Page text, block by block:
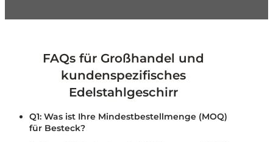
FAQs für Großhandel und
kundenspezifisches
Edelstahlgeschirr
Q1: Was ist Ihre Mindestbestellmenge (MOQ)
für Besteck?